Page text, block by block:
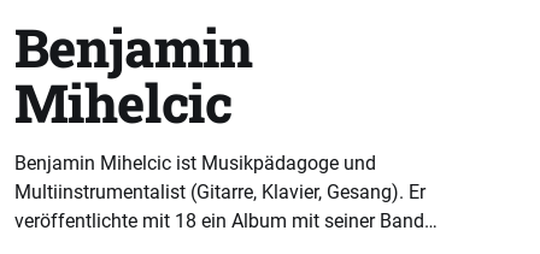
Benjamin
Mihelcic
Benjamin Mihelcic ist Musikpädagoge und
Multiinstrumentalist (Gitarre, Klavier, Gesang). Er
veröffentlichte mit 18 ein Album mit seiner Band